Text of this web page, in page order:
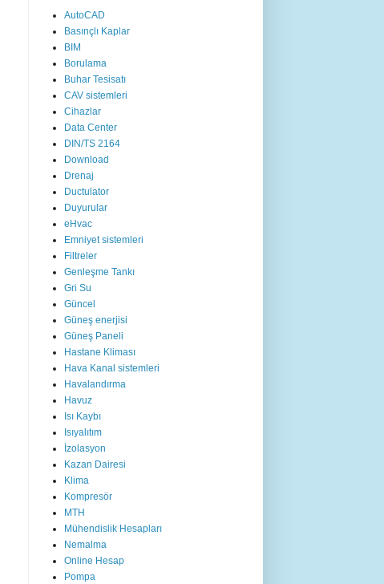
AutoCAD
Basınçlı Kaplar
BIM
Borulama
Buhar Tesisatı
CAV sistemleri
Cihazlar
Data Center
DIN/TS 2164
Download
Drenaj
Ductulator
Duyurular
eHvac
Emniyet sistemleri
Filtreler
Genleşme Tankı
Gri Su
Güncel
Güneş enerjisi
Güneş Paneli
Hastane Kliması
Hava Kanal sistemleri
Havalandırma
Havuz
Isı Kaybı
Isıyalıtım
İzolasyon
Kazan Dairesi
Klima
Kompresör
MTH
Mühendislik Hesapları
Nemalma
Online Hesap
Pompa